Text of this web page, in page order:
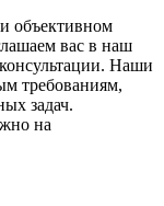
объективном
вас в наш
Наши
требованиям,
задач.
на